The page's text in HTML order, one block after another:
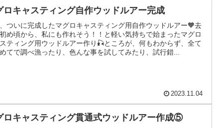
ロキャスティング自作ウッドルアー完成
ついに完成したマグロキャスティング用自作ウッドルアー🧡去
め頃から、私にも作れそう！！と軽い気持ちで始まったマグロ
ティング用ウッドルアー作り🎣ところが、何もわからず、全て
てで調べ漁ったり、色んな事を試してみたり、試行錯...
2023.11.04
ロキャスティング貫通式ウッドルアー作成⑤